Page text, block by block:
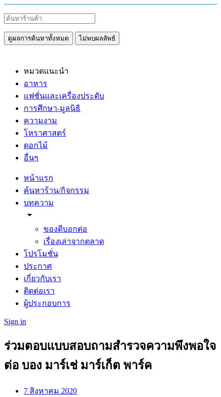
ดูผลการค้นหาทั้งหมด ไม่พบผลลัพธ์
หมวดแนะนำ
อาหาร
แฟชั่นและเครื่องประดับ
การศึกษา-มูลนิธิ
ความงาม
โหราศาสตร์
ดอกไม้
อื่นๆ
หน้าแรก
ค้นหาร้าน/กิจกรรม
บทความ
arrow_drop_down
ของดีบอกต่อ
เรื่องเล่าจากตลาด
โปรโมชั่น
ประกาศ
เกี่ยวกับเรา
ติดต่อเรา
ผู้ประกอบการ
Sign in
ร่วมตอบแบบสอบถามสำรวจความพึงพอใจ
ต่อ บอง มาร์เช่ มาร์เก็ต พาร์ค
7 สิงหาคม 2020